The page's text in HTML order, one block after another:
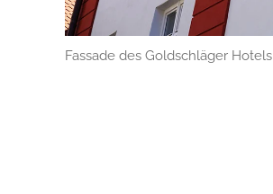
Fassade des Goldschläger Hotels